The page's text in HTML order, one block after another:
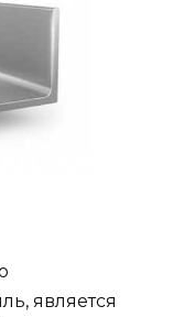
является